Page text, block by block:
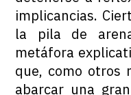
implicancias.
la pila de
metáfora
que, como otros
abarcar una